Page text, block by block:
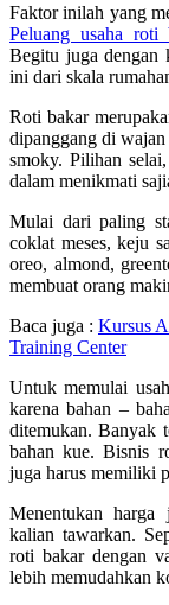
Faktor inilah yang
Peluang usaha roti
Begitu juga dengan
ini dari skala
Roti bakar
dipanggang di
smoky. Pilihan
dalam menikmati
Mulai dari paling
coklat meses, keju
oreo, almond,
membuat orang
Baca juga : Kursus
Training Center
Untuk memulai
karena bahan –
ditemukan. Banyak
bahan kue. Bisnis
juga harus memiliki
Menentukan harga
kalian tawarkan.
roti bakar dengan
lebih memudahkan